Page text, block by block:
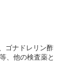
ゴナドレリン酢
、他の検査薬と